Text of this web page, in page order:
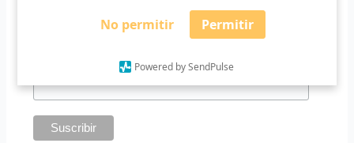
No permitir Permitir
Powered by SendPulse
Suscríbete a nuestro boletín
*